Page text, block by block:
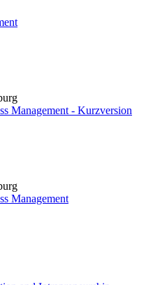
Management - Kurzversion
Management